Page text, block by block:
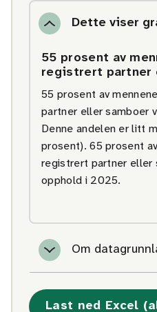
Dette viser
55 prosent av
registrert partner
55 prosent av
partner eller samboer
Denne andelen er litt
prosent). 65 prosent
registrert partner eller
opphold i 2025.
Om
Last ned Excel